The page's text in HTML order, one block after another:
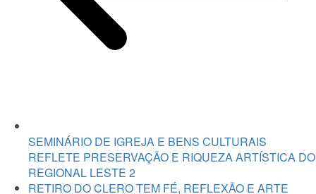
SEMINÁRIO DE IGREJA E BENS CULTURAIS
REFLETE PRESERVAÇÃO E RIQUEZA ARTÍSTICA DO
REGIONAL LESTE 2
RETIRO DO CLERO TEM FÉ, REFLEXÃO E ARTE